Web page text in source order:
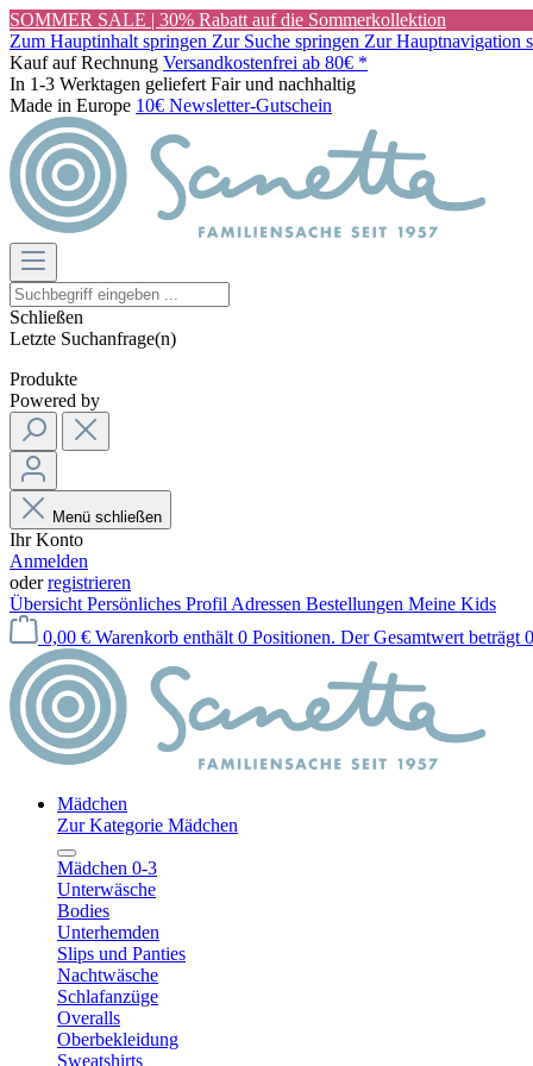
SOMMER SALE | 30% Rabatt auf die Sommerkollektion
Zum Hauptinhalt springen Zur Suche springen Zur Hauptnavigation
Kauf auf Rechnung Versandkostenfrei ab 80€ *
In 1-3 Werktagen geliefert Fair und nachhaltig
Made in Europe 10€ Newsletter-Gutschein
Schließen
Letzte Suchanfrage(n)
Produkte
Powered by
Menü schließen
Ihr Konto
Anmelden
oderregistrieren
Übersicht Persönliches Profil Adressen Bestellungen Meine Kids
0,00 € Warenkorb enthält 0 Positionen. Der Gesamtwert beträgt
Mädchen
Zur Kategorie Mädchen
Mädchen 0-3
Unterwäsche
Bodies
Unterhemden
Slips und Panties
Nachtwäsche
Schlafanzüge
Overalls
Oberbekleidung
Sweatshirts